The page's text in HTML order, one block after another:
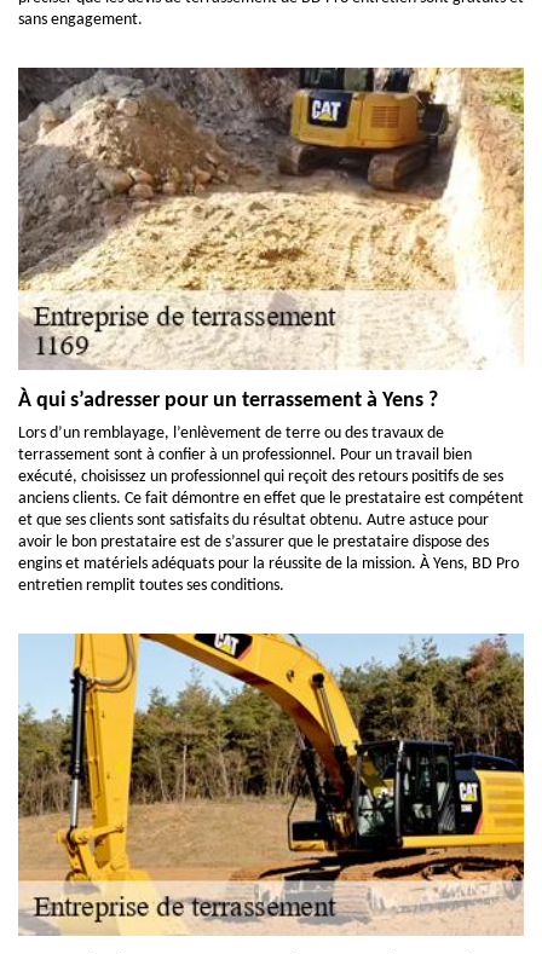
sans engagement.
À qui s’adresser pour un terrassement à Yens ?
Lors d’un remblayage, l’enlèvement de terre ou des travaux de
terrassement sont à confier à un professionnel. Pour un travail bien
exécuté, choisissez un professionnel qui reçoit des retours positifs de ses
anciens clients. Ce fait démontre en effet que le prestataire est compétent
et que ses clients sont satisfaits du résultat obtenu. Autre astuce pour
avoir le bon prestataire est de s’assurer que le prestataire dispose des
engins et matériels adéquats pour la réussite de la mission. À Yens, BD Pro
entretien remplit toutes ses conditions.